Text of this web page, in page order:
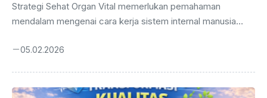
Strategi Sehat Organ Vital memerlukan pemahaman
mendalam mengenai cara kerja sistem internal manusia
agar kualitas hidup tetap terjaga hingga masa tua nanti.
mendetail setiap saat. Banyak orang mengabaikan sinyal
05.02.2026